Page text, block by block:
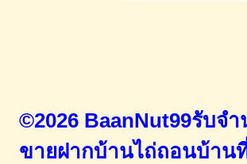
©2026 BaanNut99รับจ
ขายฝากบ้านไถ่ถอนบ้าน